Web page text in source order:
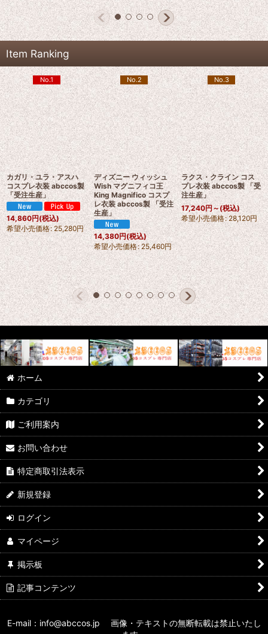
Item Ranking
No.1
カガリ・ユラ・アスハ
コスプレ衣装 abccos製
「受注生産」
14,860円(税込)
希望小売価格: 25,280円
No.2
ディズニー ウィッシュ
Wish マグニフィコ王
King Magnifico コスプ
レ衣装 abccos製 「受注
生産」
14,380円(税込)
希望小売価格: 25,460円
No.3
ラクス・クライン コス
プレ衣装 abccos製 「受
注生産」
17,240円～(税込)
希望小売価格: 28,120円
ホーム
カテゴリ
ご利用案内
お問い合わせ
特定商取引法表示
新規登録
ログイン
マイページ
掲示板
記事コンテンツ
E-mail：info@abccos.jp 画像・テキストの無断転載は禁止いたし